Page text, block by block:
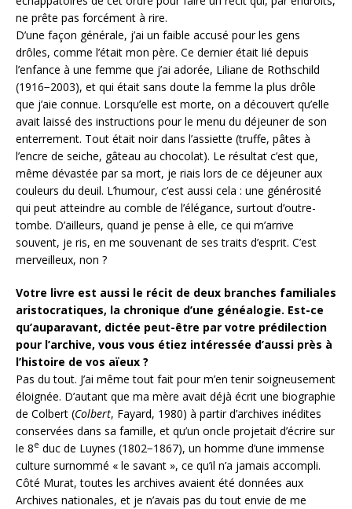
ne prête pas forcément à rire.
D’une façon générale, j’ai un faible accusé pour les gens
drôles, comme l’était mon père. Ce dernier était lié depuis
l’enfance à une femme que j’ai adorée, Liliane de Rothschild
(1916−2003), et qui était sans doute la femme la plus drôle
que j’aie connue. Lorsqu’elle est morte, on a découvert qu’elle
avait laissé des instructions pour le menu du déjeuner de son
enterrement. Tout était noir dans l’assiette (truffe, pâtes à
l’encre de seiche, gâteau au chocolat). Le résultat c’est que,
même dévastée par sa mort, je riais lors de ce déjeuner aux
couleurs du deuil. L’humour, c’est aussi cela : une générosité
qui peut atteindre au comble de l’élégance, surtout d’outre-
tombe. D’ailleurs, quand je pense à elle, ce qui m’arrive
souvent, je ris, en me souvenant de ses traits d’esprit. C’est
merveilleux, non ?
Votre livre est aussi le récit de deux branches familiales
aristocratiques, la chronique d’une généalogie. Est-ce
qu’auparavant, dictée peut-être par votre prédilection
pour l’archive, vous vous étiez intéressée d’aussi près à
l’histoire de vos aïeux ?
Pas du tout. J’ai même tout fait pour m’en tenir soigneusement
éloignée. D’autant que ma mère avait déjà écrit une biographie
de Colbert (Colbert, Fayard, 1980) à partir d’archives inédites
conservées dans sa famille, et qu’un oncle projetait d’écrire sur
le 8e duc de Luynes (1802−1867), un homme d’une immense
culture surnommé « le savant », ce qu’il n’a jamais accompli.
Côté Murat, toutes les archives avaient été données aux
Archives nationales, et je n’avais pas du tout envie de me